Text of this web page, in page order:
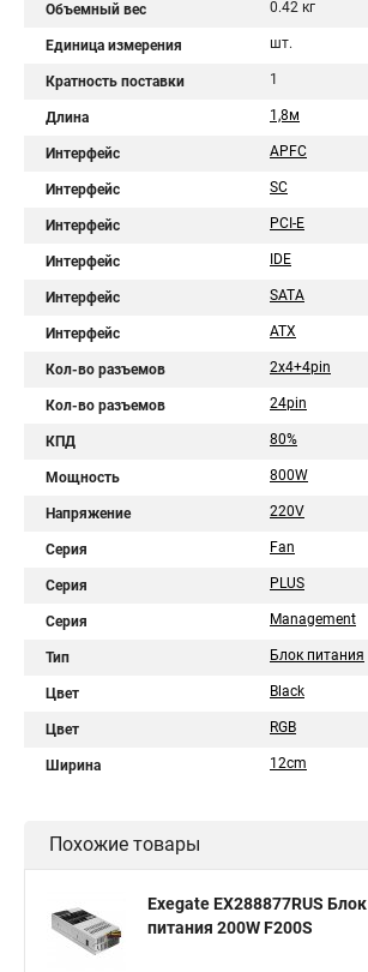
Объемный вес 0.42 кг
Единица измерения шт.
Кратность поставки 1
Длина 1,8м
Интерфейс APFC
Интерфейс SC
Интерфейс PCI-E
Интерфейс IDE
Интерфейс SATA
Интерфейс ATX
Кол-во разъемов 2x4+4pin
Кол-во разъемов 24pin
КПД 80%
Мощность 800W
Напряжение 220V
Серия Fan
Серия PLUS
Серия Management
Тип Блок питания
Цвет Black
Цвет RGB
Ширина 12cm
Похожие товары
Exegate EX288877RUS Блок
питания 200W F200S